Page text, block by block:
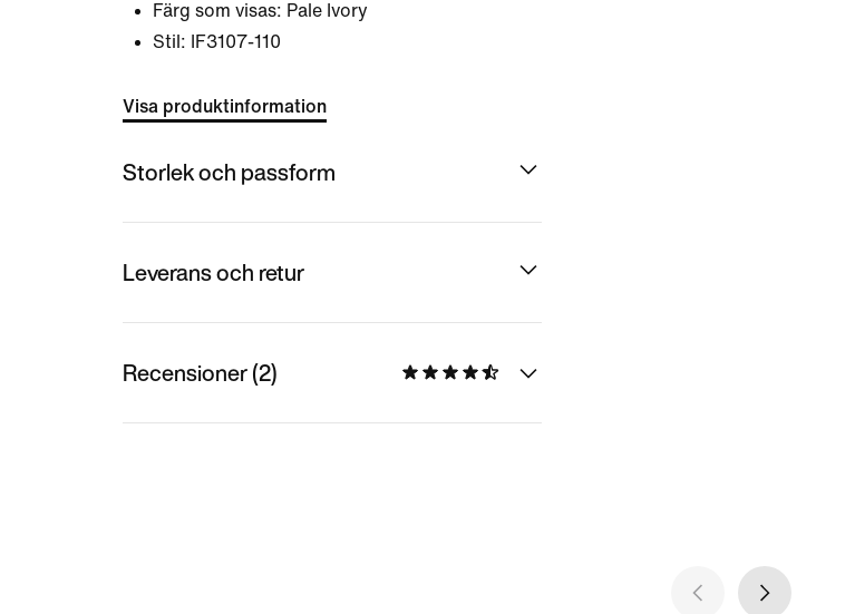
Färg som visas: Pale Ivory
Stil:
IF3107-110
Visa produktinformation
Storlek och passform
Leverans och retur
Recensioner (2)